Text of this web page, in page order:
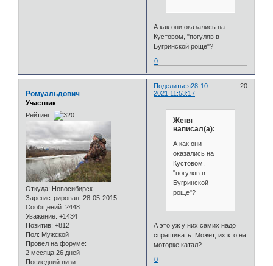
А как они оказались на
Кустовом, "погуляв в
Бугринской роще"?
0
Поделиться 20
28-10-
2021 11:53:17
Ромуальдович
Участник
Рейтинг:
Откуда: Новосибирск
Зарегистрирован: 28-05-2015
Сообщений: 2448
Уважение: +1434
Позитив: +812
Пол: Мужской
Провел на форуме:
2 месяца 26 дней
Последний визит:
Женя
написал(а):
А как они
оказались на
Кустовом,
"погуляв в
Бугринской
роще"?
А это уж у них самих надо
спрашивать. Может, их кто на
моторке катал?
0